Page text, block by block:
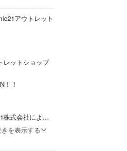
アウトレット
レットショップ
！！
株式会社によっ
を表示する